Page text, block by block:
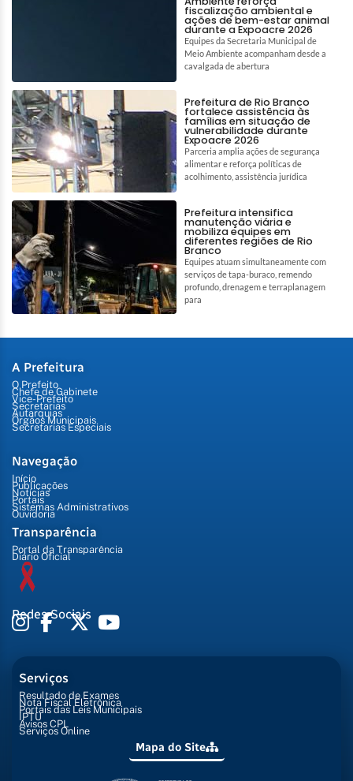
fiscalização ambiental e
ações de bem-estar animal
durante a Expoacre 2026
Equipes da Secretaria Municipal de
Meio Ambiente acompanham desde a
cavalgada de abertura
Prefeitura de Rio Branco
fortalece assistência às
famílias em situação de
vulnerabilidade durante
Expoacre 2026
Parceria amplia ações de segurança
alimentar e reforça políticas de
acolhimento, assistência jurídica
Prefeitura intensifica
manutenção viária e
mobiliza equipes em
diferentes regiões de Rio
Branco
Equipes atuam simultaneamente com
serviços de tapa-buraco, remendo
profundo, drenagem e terraplanagem
para
A Prefeitura
O Prefeito
Chefe de Gabinete
Vice-Prefeito
Secretarias
Autarquias
Órgãos Municipais
Secretarias Especiais
Navegação
Início
Publicações
Notícias
Portais
Sistemas Administrativos
Ouvidoria
Transparência
Portal da Transparência
Diário Oficial
Redes Sociais
Serviços
Resultado de Exames
Nota Fiscal Eletrônica
Portais das Leis Municipais
IPTU
Avisos CPL
Serviços Online
Mapa do Site